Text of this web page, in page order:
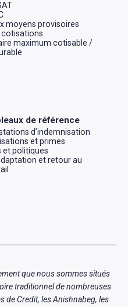
moyens provisoires
cotisations
maximum cotisable /
de référence
d’indemnisation
et primes
et politiques
et retour au
que nous sommes situés
traditionnel de nombreuses
de Credit, les Anishnabeg, les